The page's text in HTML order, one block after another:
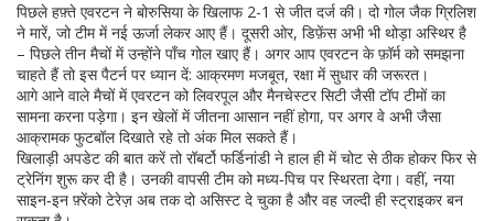
पिछले हफ़्ते एवरटन ने बोरुसिया के खिलाफ 2-1 से जीत दर्ज की। दो गोल जैक ग्रिलिश
ने मारें, जो टीम में नई ऊर्जा लेकर आए हैं। दूसरी ओर, डिफ़ेंस अभी भी थोड़ा अस्थिर है
– पिछले तीन मैचों में उन्होंने पाँच गोल खाए हैं। अगर आप एवरटन के फ़ॉर्म को समझना
चाहते हैं तो इस पैटर्न पर ध्यान दें: आक्रमण मजबूत, रक्षा में सुधार की जरूरत।
आगे आने वाले मैचों में एवरटन को लिवरपूल और मैनचेस्टर सिटी जैसी टॉप टीमों का
सामना करना पड़ेगा। इन खेलों में जीतना आसान नहीं होगा, पर अगर वे अभी जैसा
आक्रामक फुटबॉल दिखाते रहे तो अंक मिल सकते हैं।
खिलाड़ी अपडेट की बात करें तो रॉबर्टो फर्डिनांडी ने हाल ही में चोट से ठीक होकर फिर से
ट्रेनिंग शुरू कर दी है। उनकी वापसी टीम को मध्य‑पिच पर स्थिरता देगा। वहीं, नया
साइन‑इन फ़्रेंको टेरेज़ अब तक दो असिस्ट दे चुका है और वह जल्दी ही स्ट्राइकर बन